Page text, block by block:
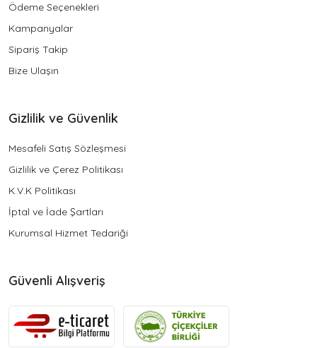
Ödeme Seçenekleri
Kampanyalar
Sipariş Takip
Bize Ulaşın
Gizlilik ve Güvenlik
Mesafeli Satış Sözleşmesi
Gizlilik ve Çerez Politikası
K.V.K Politikası
İptal ve İade Şartları
Kurumsal Hizmet Tedariği
Güvenli Alışveriş